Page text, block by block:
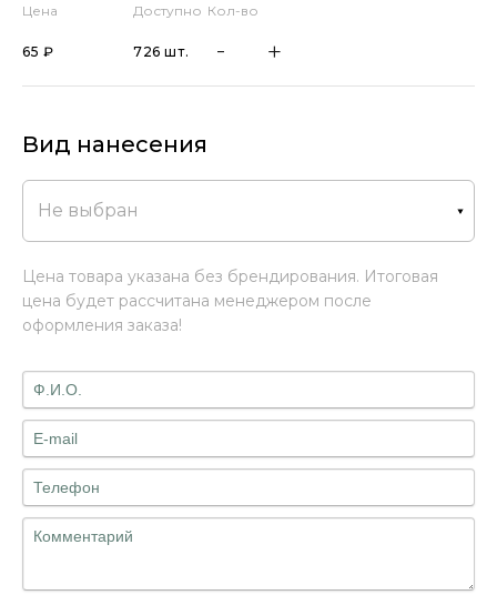
Цена Доступно Кол-во
65 ₽ 726 шт.
Вид нанесения
Не выбран
Цена товара указана без брендирования. Итоговая
цена будет рассчитана менеджером после
оформления заказа!